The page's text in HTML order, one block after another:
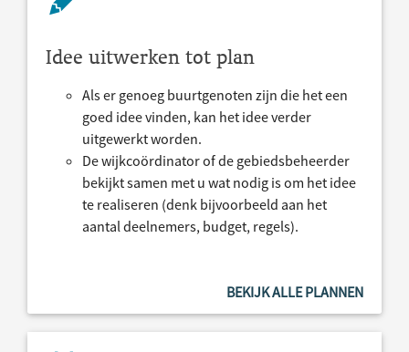
Idee uitwerken tot plan
Als er genoeg buurtgenoten zijn die het een
goed idee vinden, kan het idee verder
uitgewerkt worden.
De wijkcoördinator of de gebiedsbeheerder
bekijkt samen met u wat nodig is om het idee
te realiseren (denk bijvoorbeeld aan het
aantal deelnemers, budget, regels).
BEKIJK ALLE PLANNEN